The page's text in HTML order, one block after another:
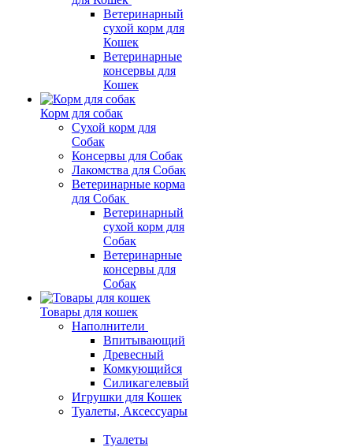
Ветеринарный
сухой корм для
Кошек
Ветеринарные
консервы для
Кошек
Корм для собак
Сухой корм для
Собак
Консервы для Собак
Лакомства для Собак
Ветеринарные корма
для Собак
Ветеринарный
сухой корм для
Собак
Ветеринарные
консервы для
Собак
Товары для кошек
Наполнители
Впитывающий
Древесный
Комкующийся
Силикагелевый
Игрушки для Кошек
Туалеты, Аксессуары
Туалеты